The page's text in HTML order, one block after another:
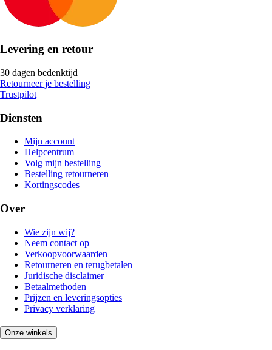
Levering en retour
30 dagen bedenktijd
Retourneer je bestelling
Trustpilot
Diensten
Mijn account
Helpcentrum
Volg mijn bestelling
Bestelling retourneren
Kortingscodes
Over
Wie zijn wij?
Neem contact op
Verkoopvoorwaarden
Retourneren en terugbetalen
Juridische disclaimer
Betaalmethoden
Prijzen en leveringsopties
Privacy verklaring
Onze winkels